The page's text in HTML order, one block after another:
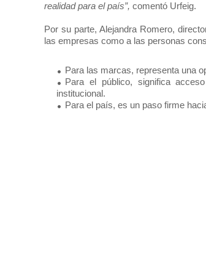
realidad para el país”, comentó Urfeig.
Por su parte, Alejandra Romero,
las empresas como a las personas
Para las marcas, representa una
Para el público, significa
institucional.
Para el país, es un paso firme